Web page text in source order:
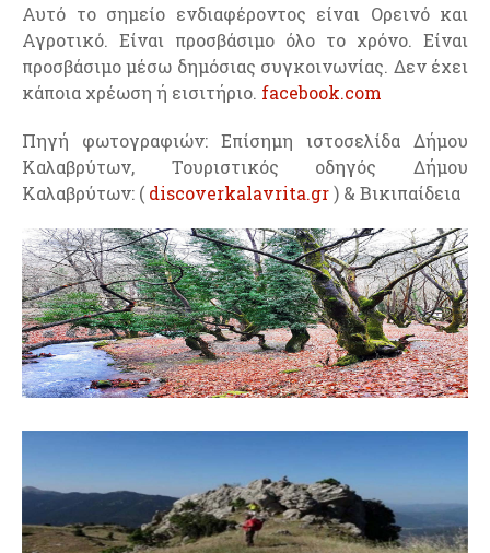
Αυτό το σημείο ενδιαφέροντος είναι Ορεινό και
Αγροτικό. Είναι προσβάσιμο όλο το χρόνο. Είναι
προσβάσιμο μέσω δημόσιας συγκοινωνίας. Δεν έχει
κάποια χρέωση ή εισιτήριο. facebook.com
Πηγή φωτογραφιών: Επίσημη ιστοσελίδα Δήμου
Καλαβρύτων, Τουριστικός οδηγός Δήμου
Καλαβρύτων: ( discoverkalavrita.gr) & Βικιπαίδεια